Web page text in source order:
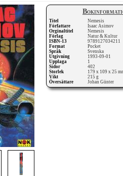
Titel
Nemesis
Författare
Isaac Asimov
Orginaltitel
Nemesis
Förlag
Natur & Kultur
ISBN-13
9789127034211
Format
Pocket
Språk
Svenska
Utgivning
1993-09-01
Upplaga
1
Sidor
402
Storlek
179 x 109 x 25
Vikt
215 g
Översättare
Johan Günter